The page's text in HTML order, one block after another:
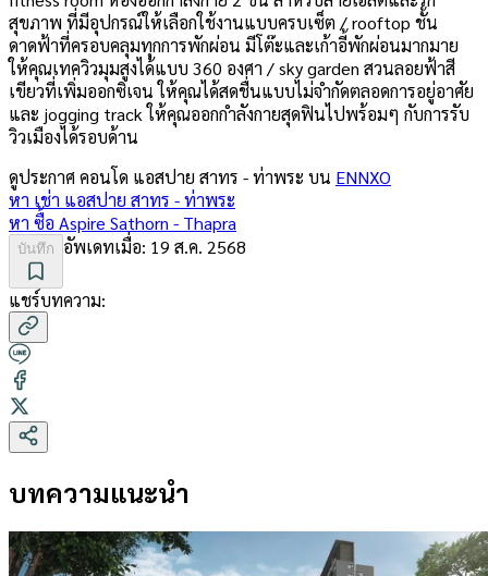
สุขภาพ ที่มีอุปกรณ์ให้เลือกใช้งานแบบครบเซ็ต / rooftop ชั้น
ดาดฟ้าที่ครอบคลุมทุกการพักผ่อน มีโต๊ะและเก้าอี้พักผ่อนมากมาย
ให้คุณเทควิวมุมสูงได้แบบ 360 องศา / sky garden สวนลอยฟ้าสี
เขียวที่เพิ่มออกซิเจน ให้คุณได้สดชื่นแบบไม่จำกัดตลอดการอยู่อาศัย
และ jogging track ให้คุณออกกำลังกายสุดฟินไปพร้อมๆ กับการรับ
วิวเมืองได้รอบด้าน
ดูประกาศ คอนโด แอสปาย สาทร - ท่าพระ บน ENNXO
หา เช่า แอสปาย สาทร - ท่าพระ
หา ซื้อ Aspire Sathorn - Thapra
บันทึก อัพเดทเมื่อ: 19 ส.ค. 2568
แชร์บทความ:
บทความแนะนำ